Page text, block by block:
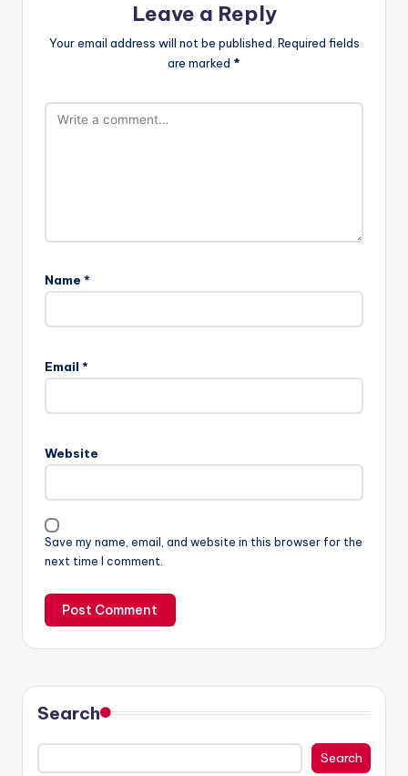
Leave a Reply
Your email address will not be published. Required fields
are marked *
Name *
Email *
Website
Save my name, email, and website in this browser for the
next time I comment.
Search
Search